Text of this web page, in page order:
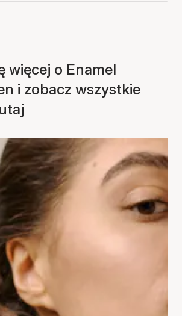
więcej o Enamel
i zobacz wszystkie